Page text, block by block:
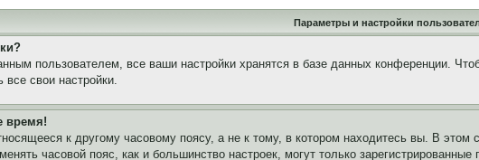
Параметры и настройки
пользователем, все ваши настройки хранятся в базе данных конференции.
свои настройки.
время!
к другому часовому поясу, а не к тому, в котором находитесь вы. В этом
часовой пояс, как и большинство настроек, могут только